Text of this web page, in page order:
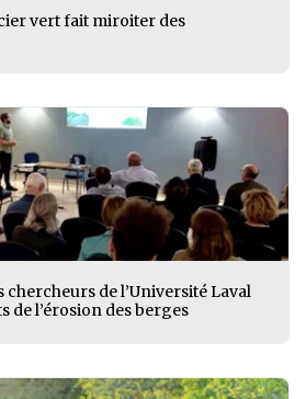
vert fait miroiter des
chercheurs de l’Université Laval
de l’érosion des berges